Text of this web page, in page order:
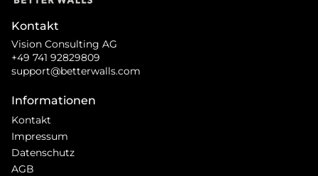
Kontakt
Vision Consulting AG
+49 741 92829809
support@betterwalls.com
Informationen
Kontakt
Impressum
Datenschutz
AGB